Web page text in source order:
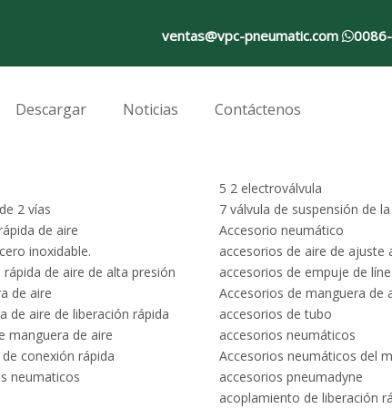
ventas@vpc-pneumatic.com 
Descargar Noticias Contáctenos
5 2 electroválvula
2 vías
7 válvula de suspensión de
de aire
Accesorio neumático
inoxidable.
accesorios de aire de ajuste
de aire de alta presión
accesorios de empuje de
de aire
Accesorios de manguera de
de aire de liberación rápida
accesorios de tubo
manguera de aire
accesorios neumáticos
conexión rápida
Accesorios neumáticos del
neumaticos
accesorios pneumadyne
acoplamiento de liberación